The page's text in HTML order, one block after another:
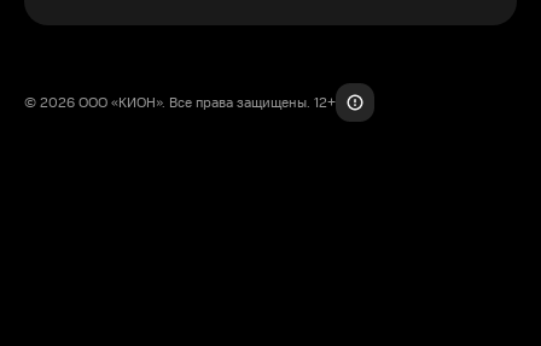
© 2026 ООО «КИОН». Все права защищены. 12+